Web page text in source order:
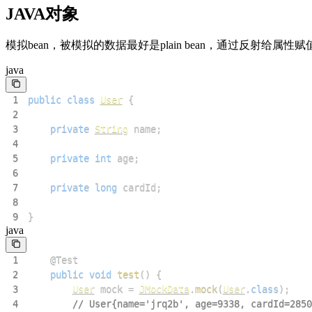
JAVA对象
模拟bean，被模拟的数据最好是plain bean，通过反射给属性赋
java
1 public class User {
2
3
private String name;
4
5
private int age;
6
7
private long cardId ;
8
9
}
java
1
@Test
2
public void test ( )
{
3
User mock = JMockData.mock(User. class) ;
4
// User{name='jrq2b', age=9338,